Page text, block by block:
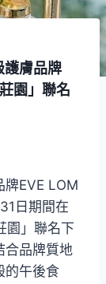
護膚品牌
園」聯名
牌EVE LOM
日期間在
園」聯名下
合品牌質地
的午後食